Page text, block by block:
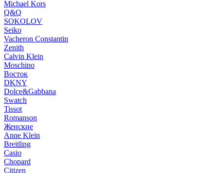
Michael Kors
Q&Q
SOKOLOV
Seiko
Vacheron Constantin
Zenith
Calvin Klein
Moschino
Восток
DKNY
Dolce&Gabbana
Swatch
Tissot
Romanson
Женские
Anne Klein
Breitling
Casio
Chopard
Citizen